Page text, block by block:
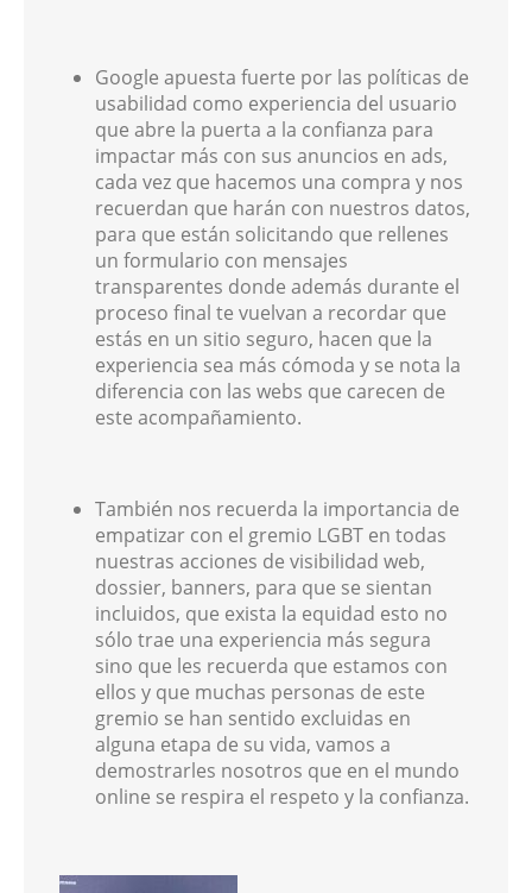
Google apuesta fuerte por las políticas de
usabilidad como experiencia del usuario
que abre la puerta a la confianza para
impactar más con sus anuncios en ads,
cada vez que hacemos una compra y nos
recuerdan que harán con nuestros datos,
para que están solicitando que rellenes
un formulario con mensajes
transparentes donde además durante el
proceso final te vuelvan a recordar que
estás en un sitio seguro, hacen que la
experiencia sea más cómoda y se nota la
diferencia con las webs que carecen de
este acompañamiento.
También nos recuerda la importancia de
empatizar con el gremio LGBT en todas
nuestras acciones de visibilidad web,
dossier, banners, para que se sientan
incluidos, que exista la equidad esto no
sólo trae una experiencia más segura
sino que les recuerda que estamos con
ellos y que muchas personas de este
gremio se han sentido excluidas en
alguna etapa de su vida, vamos a
demostrarles nosotros que en el mundo
online se respira el respeto y la confianza.